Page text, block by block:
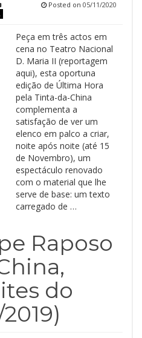
Posted on 05/11/2020
Peça em três actos em
cena no Teatro Nacional
D. Maria II (reportagem
aqui), esta oportuna
edição de Última Hora
pela Tinta-da-China
complementa a
satisfação de ver um
elenco em palco a criar,
noite após noite (até 15
de Novembro), um
espectáculo renovado
com o material que lhe
serve de base: um texto
carregado de …
Raposo
do